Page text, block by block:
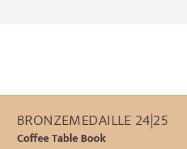
BRONZEMEDAILLE 24|25
Coffee Table Book